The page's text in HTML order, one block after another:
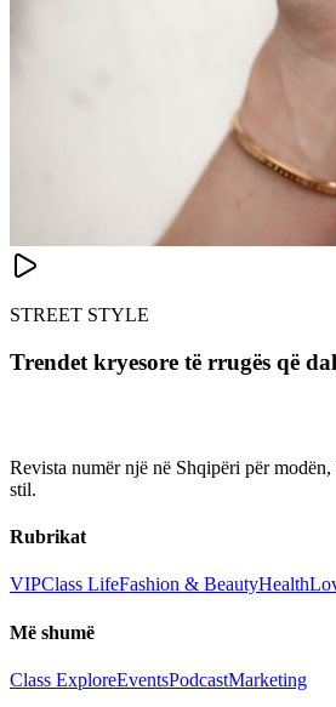
STREET STYLE
Trendet kryesore të rrugës që
Revista numër një në Shqipëri për
stil.
Rubrikat
VIPClass LifeFashion & BeautyHealth
Më shumë
Class ExploreEventsPodcastMarketing